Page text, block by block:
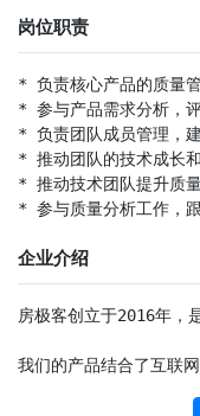
岗位职责
* 负责核心产品的质量
* 参与产品需求分析，
* 负责团队成员管理，
* 推动团队的技术成长
* 推动技术团队提升质
* 参与质量分析工作，
企业介绍
房极客创立于2016年，
我们的产品结合了互联